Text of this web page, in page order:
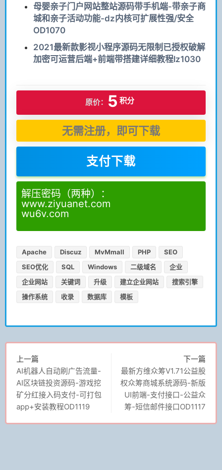
母婴亲子门户网站整站源码带手机端-带亲子商
城和亲子活动功能-dz内核可扩展性强/安全
OD1070
2021最新款影视小程序源码无限制已授权破解
加密可运营后端+前端带搭建详细教程lz1030
原价： 5 积分
无需注册，即可下载
支付下载
解压密码（两种）：
www.ziyuanet.com
wu6v.com
Apache Discuz MvMmall PHP
SEO
SEO优化
SQL Windows 二级域名
企业
企业网站
关键词 升级 建立企业网站
搜索引擎
操作系统
收录 数据库 模板
上一篇
AI机器人自动刷广告流量-
AI区块链投资源码-游戏挖
矿分红接入码支付-可打包
app+安装教程OD1119
下一篇
最新方维众筹V1.71公益股
权众筹商城系统源码-新版
UI前端-支付接口-公益众
筹-短信邮件接口OD1117